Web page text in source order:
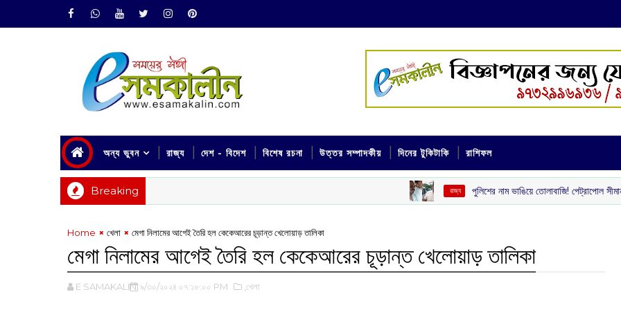
অন্য ভুবন রাজ্য দেশ - বিদেশ বিশেষ রচনা উত্তর সম্পাদকীয় দিনের টুকিটাকি রাশিফল
Breaking পুলিশের নাম ভাঙিয়ে তোলাবাজি! পেট্রাপোল সীমান্ত এলাকা থেকে
Home খেলা মেগা নিলামের আগেই তৈরি হল কেকেআরের চূড়ান্ত খেলোয়াড় তালিকা
মেগা নিলামের আগেই তৈরি হল কেকেআরের চূড়ান্ত খেলোয়াড় তালিকা
E SAMAKALIN ৯/৩০/২০২৪ ০৭:১৮:০০ PM ,খেলা